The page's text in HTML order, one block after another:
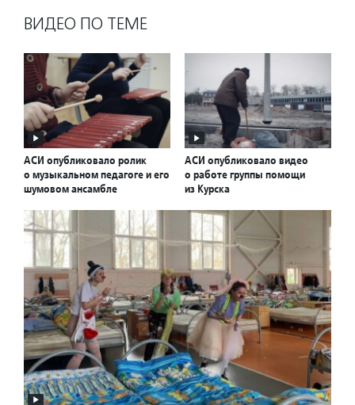
ВИДЕО ПО ТЕМЕ
АСИ опубликовало ролик
о музыкальном педагоге и его
шумовом ансамбле
АСИ опубликовало видео
о работе группы помощи
из Курска